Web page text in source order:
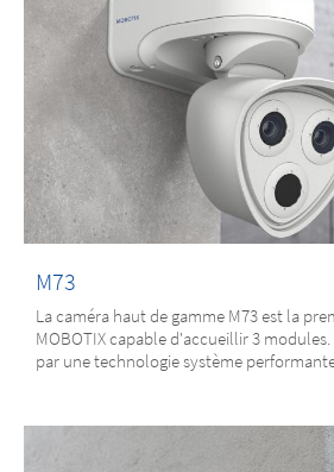
M73
La caméra haut de gamme M73 est la
MOBOTIX capable d'accueillir 3
par une technologie système